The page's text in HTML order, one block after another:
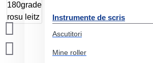
Instrumente de scris
Ascutitori
Mine roller